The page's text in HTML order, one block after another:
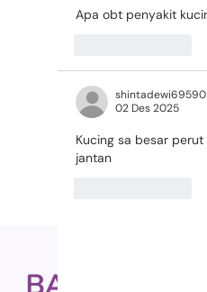
Apa obt penyakit
shintadewi69590
02 Des 2025
Kucing sa besar
jantan